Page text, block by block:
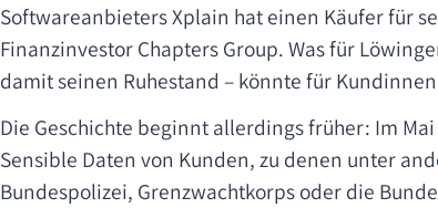
Softwareanbieters Xplain hat einen Käufer für
Finanzinvestor Chapters Group. Was für
damit seinen Ruhestand – könnte für
Die Geschichte beginnt allerdings früher: Im
Sensible Daten von Kunden, zu denen unter
Bundespolizei, Grenzwachtkorps oder die